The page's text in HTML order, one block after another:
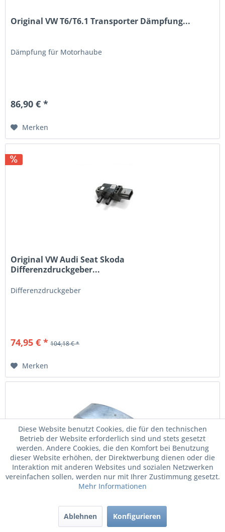
Original VW T6/T6.1 Transporter Dämpfung...
Dämpfung für Motorhaube
86,90 € *
Merken
Original VW Audi Seat Skoda
Differenzdruckgeber...
Differenzdruckgeber
74,95 € * 104,18 € *
Merken
Montagewerkzeug Keilrippenriemen 000012107
Diese Website benutzt Cookies, die für den technischen
Betrieb der Website erforderlich sind und stets gesetzt
werden. Andere Cookies, die den Komfort bei Benutzung
dieser Website erhöhen, der Direktwerbung dienen oder die
Interaktion mit anderen Websites und sozialen Netzwerken
vereinfachen sollen, werden nur mit Ihrer Zustimmung gesetzt.
Mehr Informationen
Ablehnen Konfigurieren